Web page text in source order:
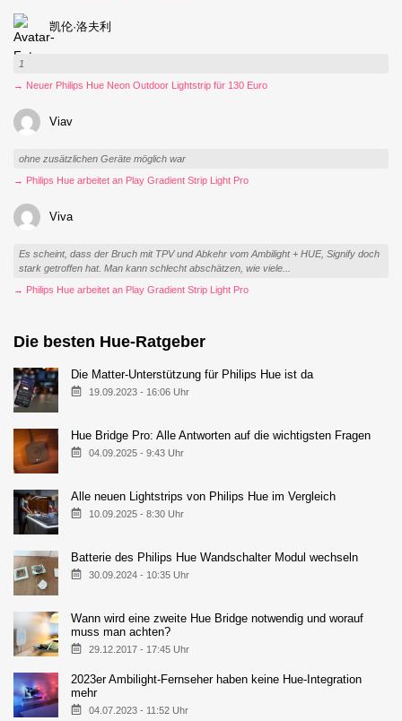
凯伦·洛夫利
1
→ Neuer Philips Hue Neon Outdoor Lightstrip für 130 Euro
Viav
ohne zusätzlichen Geräte möglich war
→ Philips Hue arbeitet an Play Gradient Strip Light Pro
Viva
Es scheint, dass der Bruch mit TPV und Abkehr vom Ambilight + HUE, Signify doch
stark getroffen hat. Man kann schlecht abschätzen, wie viele...
→ Philips Hue arbeitet an Play Gradient Strip Light Pro
Die besten Hue-Ratgeber
Die Matter-Unterstützung für Philips Hue ist da
19.09.2023 - 16:06 Uhr
Hue Bridge Pro: Alle Antworten auf die wichtigsten Fragen
04.09.2025 - 9:43 Uhr
Alle neuen Lightstrips von Philips Hue im Vergleich
10.09.2025 - 8:30 Uhr
Batterie des Philips Hue Wandschalter Modul wechseln
30.09.2024 - 10:35 Uhr
Wann wird eine zweite Hue Bridge notwendig und worauf
muss man achten?
29.12.2017 - 17:45 Uhr
2023er Ambilight-Fernseher haben keine Hue-Integration
mehr
04.07.2023 - 11:52 Uhr